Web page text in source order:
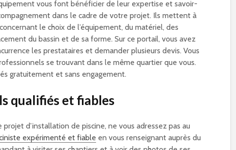
vous font bénéficier de leur expertise et savoir-
dans le cadre de votre projet. Ils mettent à
le choix de l’équipement, du matériel, des
du bassin et de sa forme. Sur ce portail, vous avez
les prestataires et demander plusieurs devis. Vous
se trouvant dans le même quartier que vous.
gratuitement et sans engagement.
qualifiés et fiables
d’installation de piscine, ne vous adressez pas au
expérimenté et fiable en vous renseignant auprès du